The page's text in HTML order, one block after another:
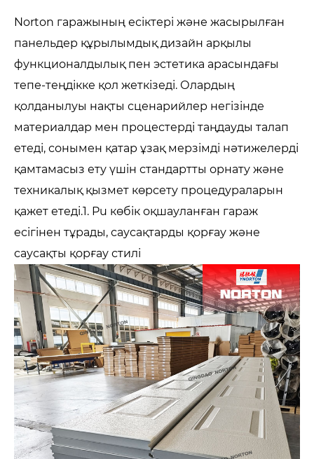
Norton гаражының есіктері және жасырылған
панельдер құрылымдық дизайн арқылы
функционалдылық пен эстетика арасындағы
тепе-теңдікке қол жеткізеді. Олардың
қолданылуы нақты сценарийлер негізінде
материалдар мен процестерді таңдауды талап
етеді, сонымен қатар ұзақ мерзімді нәтижелерді
қамтамасыз ету үшін стандартты орнату және
техникалық қызмет көрсету процедураларын
қажет етеді.1. Pu көбік оқшауланған гараж
есігінен тұрады, саусақтарды қорғау және
саусақты қорғау стилі